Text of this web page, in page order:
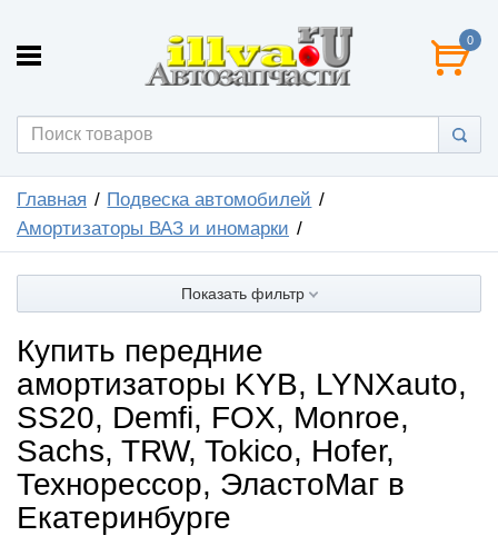
0
Главная
Подвеска автомобилей
Амортизаторы ВАЗ и иномарки
Показать фильтр
Купить передние
амортизаторы KYB, LYNXauto,
SS20, Demfi, FOX, Monroe,
Sachs, TRW, Tokico, Hofer,
Технорессор, ЭластоМаг в
Екатеринбурге